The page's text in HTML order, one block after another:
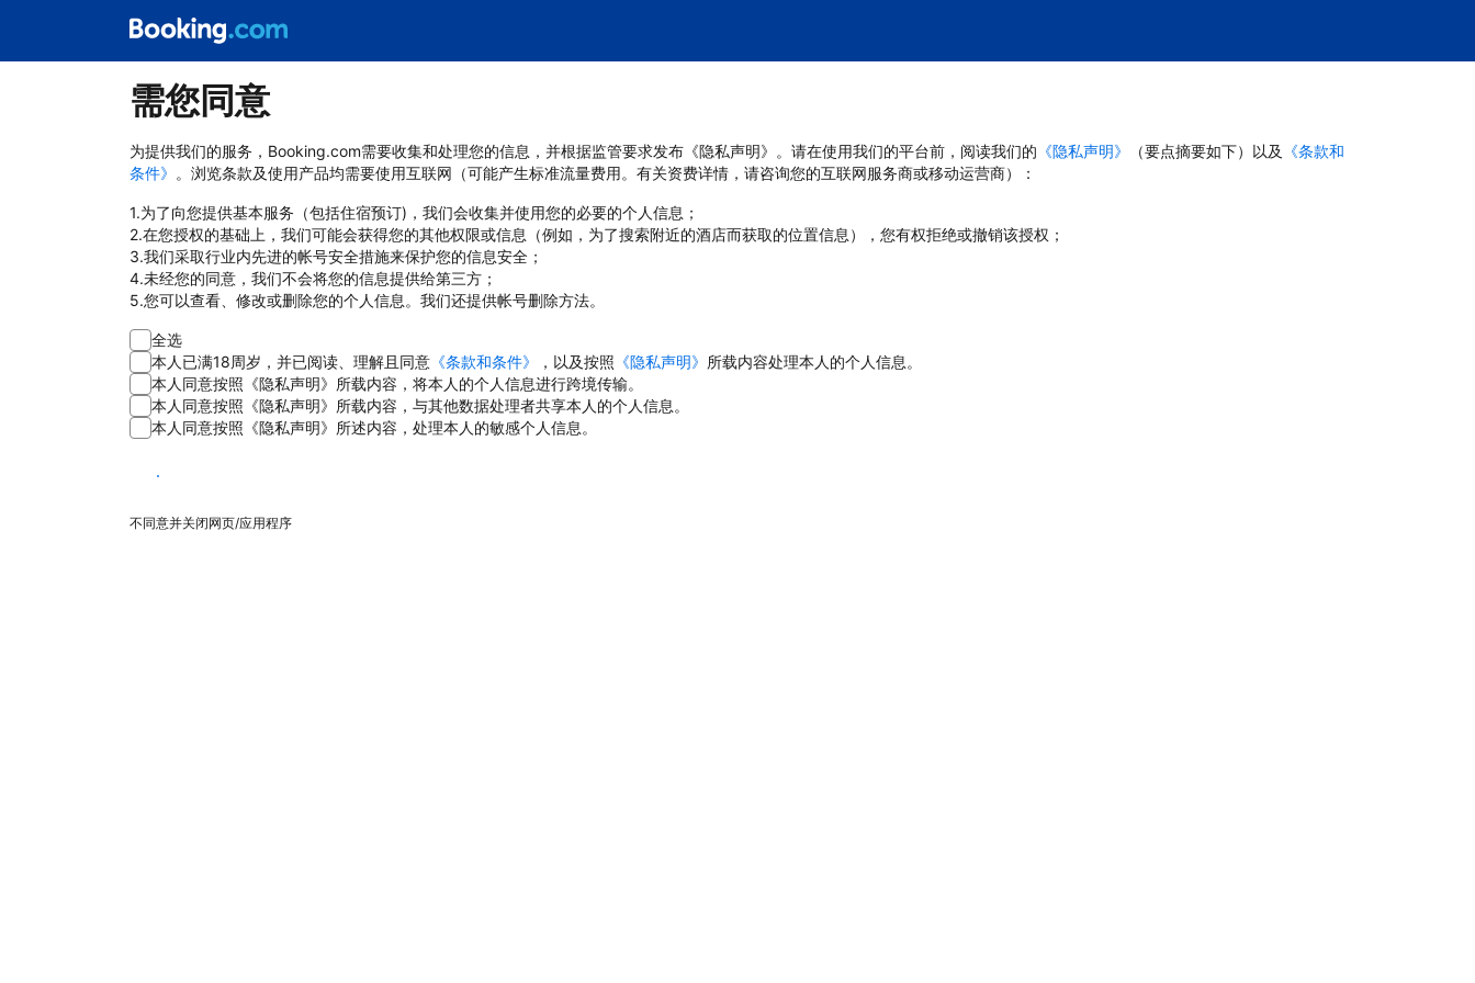
需您同意
为提供我们的服务，Booking.com需要收集和处理您的信息，并根据监管要求发布《隐私声明》。请在使用我们的平台前，阅读我们的 《隐私声明》 （要点摘要如下）以及 《条款和
条件》 。浏览条款及使用产品均需要使用互联网（可能产生标准流量费用。有关资费详情，请咨询您的互联网服务商或移动运营商）：
1.为了向您提供基本服务（包括住宿预订)，我们会收集并使用您的必要的个人信息；
2.在您授权的基础上，我们可能会获得您的其他权限或信息（例如，为了搜索附近的酒店而获取的位置信息），您有权拒绝或撤销该授权；
3.我们采取行业内先进的帐号安全措施来保护您的信息安全；
4.未经您的同意，我们不会将您的信息提供给第三方；
5.您可以查看、修改或删除您的个人信息。我们还提供帐号删除方法。
全选
本人已满18周岁，并已阅读、理解且同意 《条款和条件》 ，以及按照 《隐私声明》 所载内容处理本人的个人信息。
本人同意按照《隐私声明》所载内容，将本人的个人信息进行跨境传输。
本人同意按照《隐私声明》所载内容，与其他数据处理者共享本人的个人信息。
本人同意按照《隐私声明》所述内容，处理本人的敏感个人信息。
同意
不同意并关闭网页/应用程序